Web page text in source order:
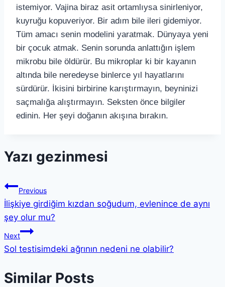
istemiyor. Vajina biraz asit ortamlıysa sinirleniyor,
kuyruğu kopuveriyor. Bir adım bile ileri gidemiyor.
Tüm amacı senin modelini yaratmak. Dünyaya yeni
bir çocuk atmak. Senin sorunda anlattığın işlem
mikrobu bile öldürür. Bu mikroplar ki bir kayanın
altında bile neredeyse binlerce yıl hayatlarını
sürdürür. İkisini birbirine karıştırmayın, beyninizi
saçmalığa alıştırmayın. Seksten önce bilgiler
edinin. Her şeyi doğanın akışına bırakın.
Yazı gezinmesi
Previous
İlişkiye girdiğim kızdan soğudum, evlenince de aynı
şey olur mu?
Next
Sol testisimdeki ağrının nedeni ne olabilir?
Similar Posts